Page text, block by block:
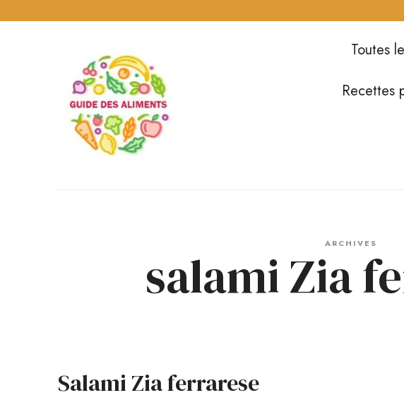
Guide
des
Aliments
Toutes
Recettes
ARCHIVES
salami Zia
Salami Zia ferrarese